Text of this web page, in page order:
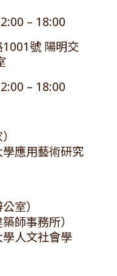
– 18:00
號 陽明交
– 18:00
應用藝術研究
室）
師事務所）
人文社會學